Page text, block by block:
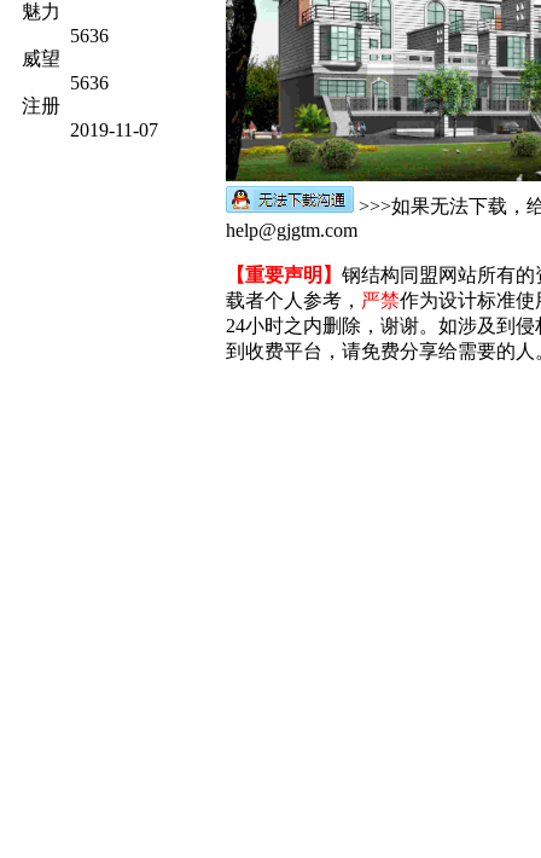
魅力
5636
威望
5636
注册
2019-11-07
>>>如果无法下载，
help@gjgtm.com
【重要声明】 钢结构同盟网站所有
载者个人参考， 严禁作为设计标准
24小时之内删除，谢谢。如涉及到
到收费平台，请免费分享给需要的人